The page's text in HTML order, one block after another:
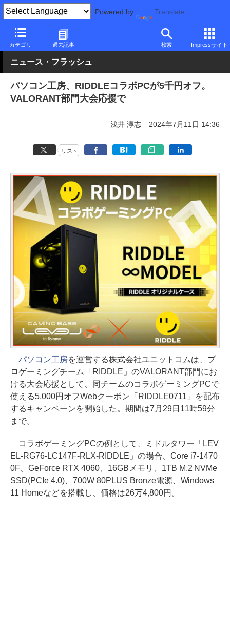
Powered by Translate
カテゴリ 過去記事 検索 Impressサイト
PC Watch パソコン/タブレット/スマートフォン ゲーミングパソ
ニュース・フラッシュ
パソコン工房、RIDDLEコラボPCが5千円オフ。
VALORANT部門大会応援で
浅井 淳志 2024年7月11日 14:36
リスト
パソコン工房を運営する株式会社ユニットコムは、プ
ロゲーミングチーム「RIDDLE」のVALORANT部門にお
ける大会応援として、同チームのコラボゲーミングPCで
使える5,000円オフWebクーポン「RIDDLE0711」を配布
するキャンペーンを開始した。期間は7月29日11時59分
まで。
コラボゲーミングPCの例として、ミドルタワー「LEV
EL-RG76-LC147F-RLX-RIDDLE」の場合、Core i7-1470
0F、GeForce RTX 4060、16GBメモリ、1TB M.2 NVMe
SSD(PCIe 4.0)、700W 80PLUS Bronze電源、Windows
11 Homeなどを搭載し、価格は26万4,800円。